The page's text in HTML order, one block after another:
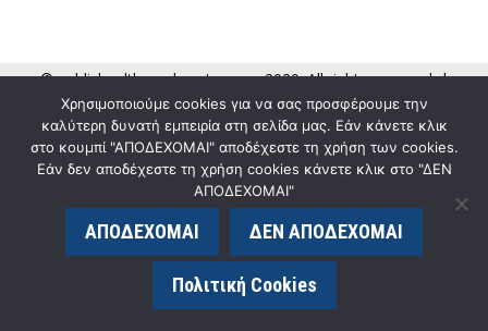
© publichealth.med.upatras.gr - 2020. All rights reserved. |
κατασκευή ιστοσελίδας eLogic.gr
Χρησιμοποιούμε cookies για να σας προσφέρουμε την
καλύτερη δυνατή εμπειρία στη σελίδα μας. Εάν κάνετε κλικ
στο κουμπί "ΑΠΟΔΕΧΟΜΑΙ" αποδέχεστε τη χρήση των cookies.
Εάν δεν αποδέχεστε τη χρήση cookies κάνετε κλικ στο "ΔΕΝ
ΑΠΟΔΕΧΟΜΑΙ"
ΑΠΟΔΕΧΟΜΑΙ ΔΕΝ ΑΠΟΔΕΧΟΜΑΙ
Πολιτική Cookies